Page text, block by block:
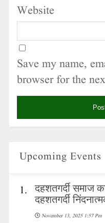
Website
Save my name,
browser for the
Upcoming Events
1. दहशतगर्दी समाज
दहशतगर्दी
November 13, 2025 1:57 Pm